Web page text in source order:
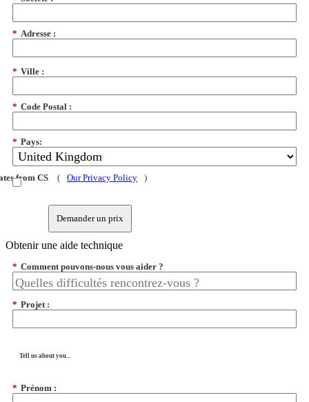
* Adresse :
* Ville :
* Code Postal :
* Pays:
from CS ( Our Privacy Policy )
Demander un prix
Obtenir une aide technique
* Comment pouvons-nous vous aider ?
* Projet :
Tell us about you...
* Prénom :